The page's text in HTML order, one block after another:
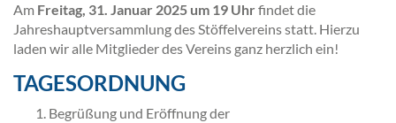
Am Freitag, 31. Januar 2025 um 19 Uhrfindet die
Jahreshauptversammlung des Stöffelvereins statt. Hierzu
laden wir alle Mitglieder des Vereins ganz herzlich ein!
TAGESORDNUNG
Begrüßung und Eröffnung der